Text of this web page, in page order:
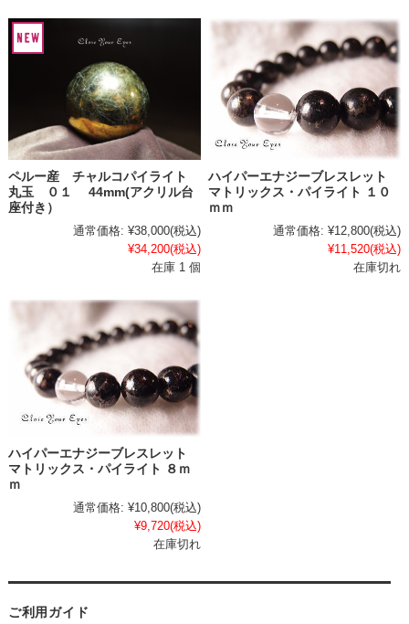
ペルー産 チャルコパイライト
丸玉 ０１ 44mm(アクリル台
座付き）
通常価格: ¥38,000(税込)
¥34,200(税込)
在庫 1 個
ハイパーエナジーブレスレット
マトリックス・パイライト １０
ｍｍ
通常価格: ¥12,800(税込)
¥11,520(税込)
在庫切れ
ハイパーエナジーブレスレット
マトリックス・パイライト ８ｍ
ｍ
通常価格: ¥10,800(税込)
¥9,720(税込)
在庫切れ
ご利用ガイド